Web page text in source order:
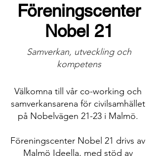
Föreningscenter
Nobel 21
Samverkan, utveckling och
kompetens
Välkomna till vår co-working och
samverkansarena för civilsamhället
på Nobelvägen 21-23 i Malmö.
Föreningscenter Nobel 21 drivs av
Malmö Ideella, med stöd av